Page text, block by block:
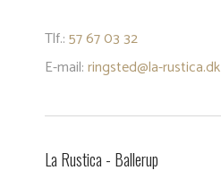
Tlf.:57 67 03 32
E-mail:ringsted@la-rustica.dk
La Rustica - Balle​rup